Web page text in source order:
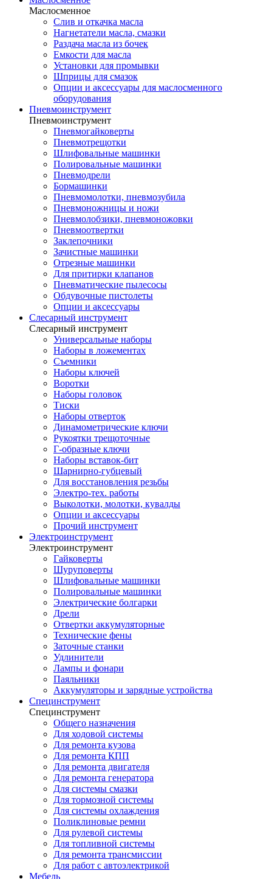
Маслосменное
Слив и откачка масла
Нагнетатели масла, смазки
Раздача масла из бочек
Емкости для масла
Установки для промывки
Шприцы для смазок
Опции и аксессуары для маслосменного
оборудования
Пневмоинструмент
Пневмоинструмент
Пневмогайковерты
Пневмотрещотки
Шлифовальные машинки
Полировальные машинки
Пневмодрели
Бормашинки
Пневмомолотки, пневмозубила
Пневмоножницы и ножи
Пневмолобзики, пневмоножовки
Пневмоотвертки
Заклепочники
Зачистные машинки
Отрезные машинки
Для притирки клапанов
Пневматические пылесосы
Обдувочные пистолеты
Опции и аксессуары
Слесарный инструмент
Слесарный инструмент
Универсальные наборы
Наборы в ложементах
Съемники
Наборы ключей
Воротки
Наборы головок
Тиски
Наборы отверток
Динамометрические ключи
Рукоятки трещоточные
Г-образные ключи
Наборы вставок-бит
Шарнирно-губцевый
Для восстановления резьбы
Электро-тех. работы
Выколотки, молотки, кувалды
Опции и аксессуары
Прочий инструмент
Электроинструмент
Электроинструмент
Гайковерты
Шуруповерты
Шлифовальные машинки
Полировальные машинки
Электрические болгарки
Дрели
Отвертки аккумуляторные
Технические фены
Заточные станки
Удлинители
Лампы и фонари
Паяльники
Аккумуляторы и зарядные устройства
Специнструмент
Специнструмент
Общего назначения
Для ходовой системы
Для ремонта кузова
Для ремонта КПП
Для ремонта двигателя
Для ремонта генератора
Для системы смазки
Для тормозной системы
Для системы охлаждения
Поликлиновые ремни
Для рулевой системы
Для топливной системы
Для ремонта трансмиссии
Для работ с автоэлектрикой
Мебель